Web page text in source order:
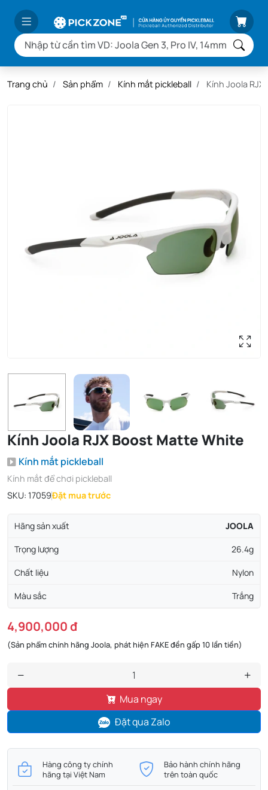
Trang chủ Sản phẩm Kính mắt pickleball Kính Joola
Kính Joola RJX Boost Matte White
Kính mắt pickleball
Kính mắt để chơi pickleball
SKU: 17059Đặt mua trước
Hãng sản xuất JOOLA
Trọng lượng 26.4g
Chất liệu Nylon
Màu sắc Trắng
4,900,000 đ
(Sản phẩm chính hãng Joola, phát hiện FAKE đền gấp 10 lần tiền)
Mua ngay
Đặt qua Zalo
Hàng công ty chính
hãng tại Việt Nam
Bảo hành chính hãng
trên toàn quốc